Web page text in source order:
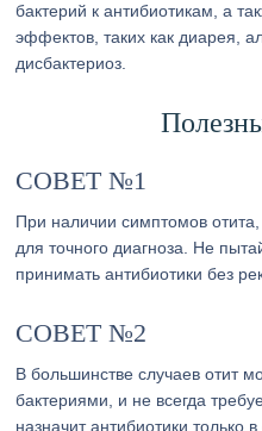
бактерий к антибиотикам, а
эффектов, таких как диарея,
дисбактериоз.
СОВЕТ №1
При наличии симптомов отита,
для точного диагноза. Не
принимать антибиотики без
СОВЕТ №2
В большинстве случаев отит
бактериями, и не всегда
назначит антибиотики только